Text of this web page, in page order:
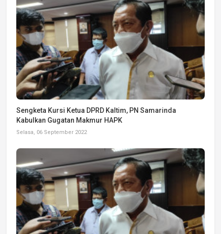
Sengketa Kursi Ketua DPRD Kaltim, PN Samarinda
Kabulkan Gugatan Makmur HAPK
Selasa, 06 September 2022